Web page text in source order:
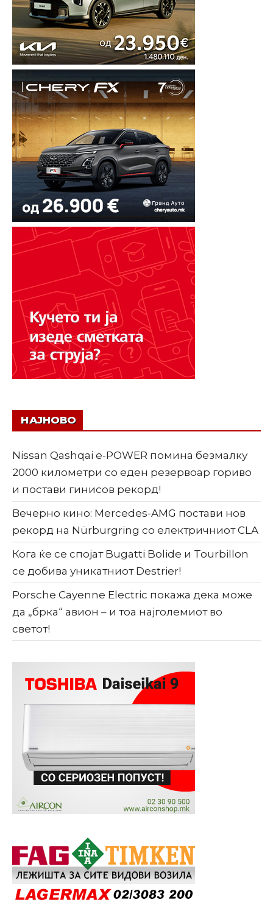
НАЈНОВО
Nissan Qashqai e-POWER помина безмалку
2000 километри со еден резервоар гориво
и постави гинисов рекорд!
Вечерно кино: Mercedes-AMG постави нов
рекорд на Nürburgring со електричниот CLA
Кога ќе се спојат Bugatti Bolide и Tourbillon
се добива уникатниот Destrier!
Porsche Cayenne Electric покажа дека може
да „брка“ авион – и тоа најголемиот во
светот!